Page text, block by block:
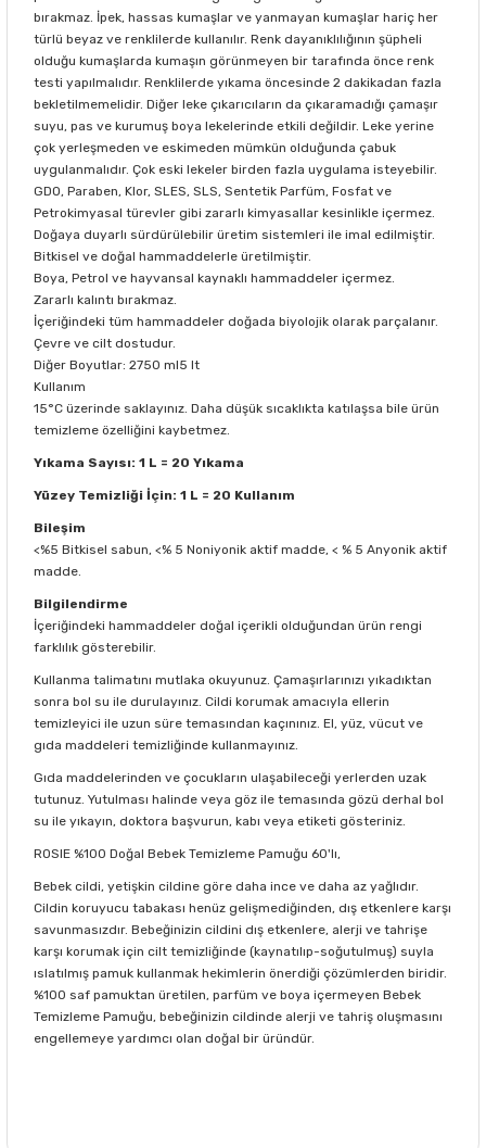
bırakmaz. İpek, hassas kumaşlar ve yanmayan kumaşlar hariç her
türlü beyaz ve renklilerde kullanılır. Renk dayanıklılığının şüpheli
olduğu kumaşlarda kumaşın görünmeyen bir tarafında önce renk
testi yapılmalıdır. Renklilerde yıkama öncesinde 2 dakikadan fazla
bekletilmemelidir. Diğer leke çıkarıcıların da çıkaramadığı çamaşır
suyu, pas ve kurumuş boya lekelerinde etkili değildir. Leke yerine
çok yerleşmeden ve eskimeden mümkün olduğunda çabuk
uygulanmalıdır. Çok eski lekeler birden fazla uygulama isteyebilir.
GDO, Paraben, Klor, SLES, SLS, Sentetik Parfüm, Fosfat ve
Petrokimyasal türevler gibi zararlı kimyasallar kesinlikle içermez.
Doğaya duyarlı sürdürülebilir üretim sistemleri ile imal edilmiştir.
Bitkisel ve doğal hammaddelerle üretilmiştir.
Boya, Petrol ve hayvansal kaynaklı hammaddeler içermez.
Zararlı kalıntı bırakmaz.
İçeriğindeki tüm hammaddeler doğada biyolojik olarak parçalanır.
Çevre ve cilt dostudur.
Diğer Boyutlar: 2750 ml5 lt
Kullanım
15°C üzerinde saklayınız. Daha düşük sıcaklıkta katılaşsa bile ürün
temizleme özelliğini kaybetmez.
Yıkama Sayısı: 1 L = 20 Yıkama
Yüzey Temizliği İçin: 1 L = 20 Kullanım
Bileşim
<%5 Bitkisel sabun, <% 5 Noniyonik aktif madde, < % 5 Anyonik aktif
madde.
Bilgilendirme
İçeriğindeki hammaddeler doğal içerikli olduğundan ürün rengi
farklılık gösterebilir.
Kullanma talimatını mutlaka okuyunuz. Çamaşırlarınızı yıkadıktan
sonra bol su ile durulayınız. Cildi korumak amacıyla ellerin
temizleyici ile uzun süre temasından kaçınınız. El, yüz, vücut ve
gıda maddeleri temizliğinde kullanmayınız.
Gıda maddelerinden ve çocukların ulaşabileceği yerlerden uzak
tutunuz. Yutulması halinde veya göz ile temasında gözü derhal bol
su ile yıkayın, doktora başvurun, kabı veya etiketi gösteriniz.
ROSIE %100 Doğal Bebek Temizleme Pamuğu 60'lı,
Bebek cildi, yetişkin cildine göre daha ince ve daha az yağlıdır.
Cildin koruyucu tabakası henüz gelişmediğinden, dış etkenlere karşı
savunmasızdır. Bebeğinizin cildini dış etkenlere, alerji ve tahrişe
karşı korumak için cilt temizliğinde (kaynatılıp-soğutulmuş) suyla
ıslatılmış pamuk kullanmak hekimlerin önerdiği çözümlerden biridir.
%100 saf pamuktan üretilen, parfüm ve boya içermeyen Bebek
Temizleme Pamuğu, bebeğinizin cildinde alerji ve tahriş oluşmasını
engellemeye yardımcı olan doğal bir üründür.